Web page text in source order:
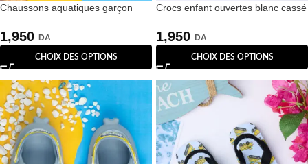
Chaussons aquatiques garçon
1,950 DA
CHOIX DES OPTIONS
Crocs enfant ouvertes blanc cassé
1,950 DA
CHOIX DES OPTIONS